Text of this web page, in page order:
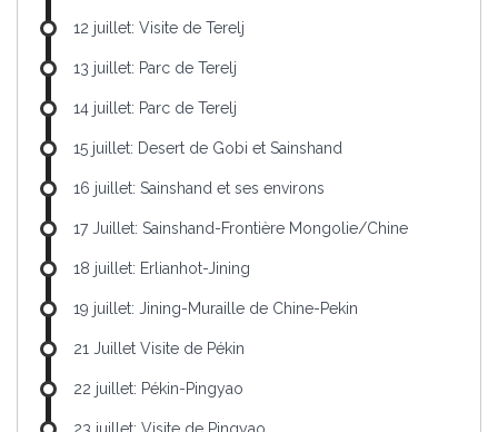
12 juillet: Visite de Terelj
13 juillet: Parc de Terelj
14 juillet: Parc de Terelj
15 juillet: Desert de Gobi et Sainshand
16 juillet: Sainshand et ses environs
17 Juillet: Sainshand-Frontière Mongolie/Chine
18 juillet: Erlianhot-Jining
19 juillet: Jining-Muraille de Chine-Pekin
21 Juillet Visite de Pékin
22 juillet: Pékin-Pingyao
23 juillet: Visite de Pingyao